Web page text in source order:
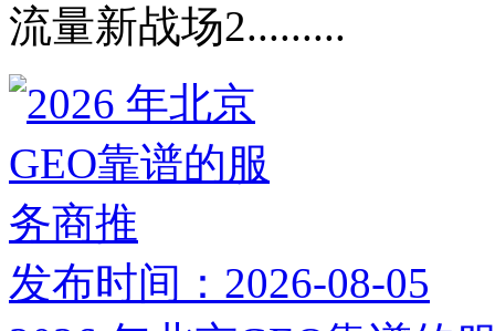
流量新战场2.........
发布时间：2026-08-05